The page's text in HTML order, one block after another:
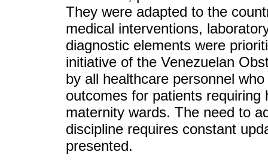
They were adapted to the
medical interventions,
diagnostic elements were
initiative of the Venezuelan
by all healthcare personnel
outcomes for patients
maternity wards. The need to
discipline requires constant
presented.